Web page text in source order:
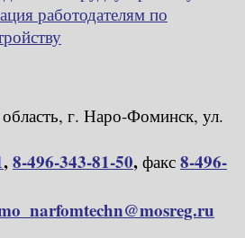
работодателям по
г. Наро-Фоминск, ул.
,8-496-343-81-50, факс 8-496-